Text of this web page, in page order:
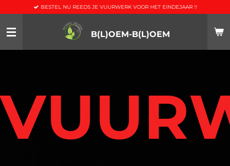
de
B(L)OEM-B(L)OEM
BESTEL NU REEDS JE VUURWERK VOOR HET EINDEJAAR !!